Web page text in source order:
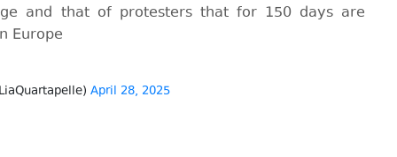
and that of protesters that for 150 days are
Europe
April 28, 2025